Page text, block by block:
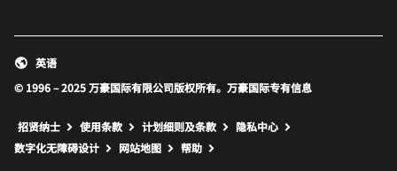
© 1996 – 2025 万豪国际有限公司版权所有。万豪国际专有信息
英语
招贤纳士 使用条款 计划细则及条款
隐私中心
数字化无障碍设计
网站地图 打开新窗口
帮助